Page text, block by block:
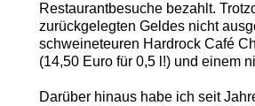
Restaurantbesuche bezahlt.
zurückgelegten Geldes nicht
schweineteuren Hardrock Café
(14,50 Euro für 0,5 l!) und einem
Darüber hinaus habe ich seit